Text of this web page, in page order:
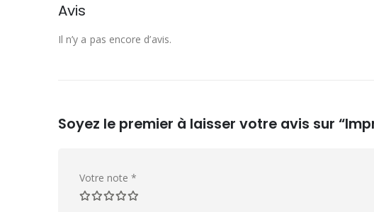
Avis
Il n’y a pas encore d’avis.
Soyez le premier à laisser votre avis sur
Votre note *